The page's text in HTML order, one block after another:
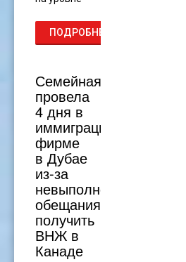
ПОДРОБНЕЕ...
Семейная
провела
4 дня в
иммиграционной
фирме
в Дубае
из-за
невыполненного
обещания
получить
ВНЖ в
Канаде